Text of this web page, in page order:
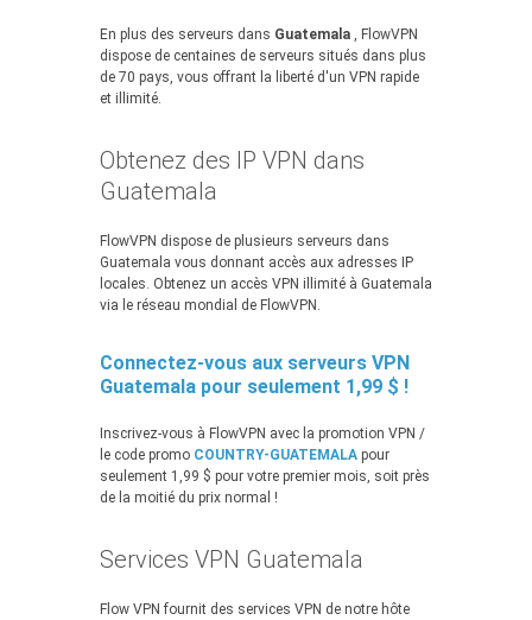
En plus des serveurs dans Guatemala , FlowVPN
dispose de centaines de serveurs situés dans plus
de 70 pays, vous offrant la liberté d'un VPN rapide
et illimité.
Obtenez des IP VPN dans
Guatemala
FlowVPN dispose de plusieurs serveurs dans
Guatemala vous donnant accès aux adresses IP
locales. Obtenez un accès VPN illimité à Guatemala
via le réseau mondial de FlowVPN.
Connectez-vous aux serveurs VPN
Guatemala pour seulement 1,99 $ !
Inscrivez-vous à FlowVPN avec la promotion VPN /
le code promo COUNTRY-GUATEMALA pour
seulement 1,99 $ pour votre premier mois, soit près
de la moitié du prix normal !
Services VPN Guatemala
Flow VPN fournit des services VPN de notre hôte